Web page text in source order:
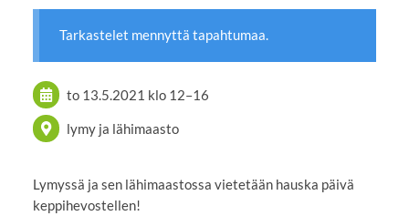
Tarkastelet mennyttä tapahtumaa.
to 13.5.2021 klo 12–16
lymy ja lähimaasto
Lymyssä ja sen lähimaastossa vietetään hauska päivä
keppihevostellen!